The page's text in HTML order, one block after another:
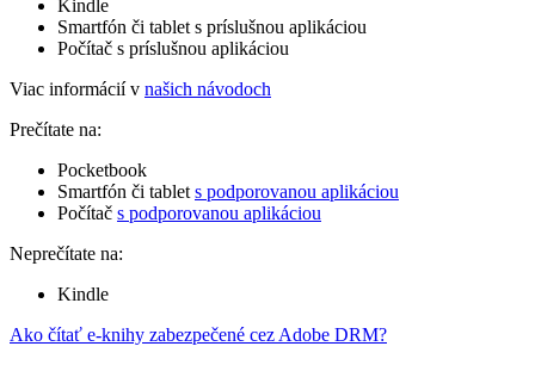
Kindle
Smartfón či tablet s príslušnou aplikáciou
Počítač s príslušnou aplikáciou
Viac informácií v našich návodoch
Prečítate na:
Pocketbook
Smartfón či tablet s podporovanou aplikáciou
Počítač s podporovanou aplikáciou
Neprečítate na:
Kindle
Ako čítať e-knihy zabezpečené cez Adobe DRM?